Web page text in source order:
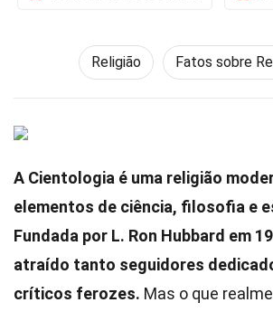
Religião Fatos sobre
A Cientologia é uma religião
elementos de ciência, filosofia e
Fundada por L. Ron Hubbard em
atraído tanto seguidores
críticos ferozes. Mas o que